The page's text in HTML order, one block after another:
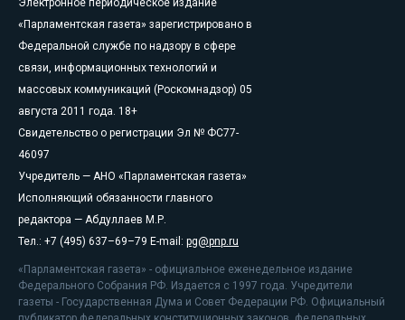
«Парламентская газета» зарегистрировано в
Федеральной службе по надзору в сфере
связи, информационных технологий и
массовых коммуникаций (Роскомнадзор) 05
августа 2011 года. 18+
Свидетельство о регистрации Эл № ФС77-
46097
Учредитель — АНО «Парламентская газета»
Исполняющий обязанности главного
редактора — Абдуллаев М.Р.
Тел.: +7 (495) 637–69–79 E-mail: pg@pnp.ru
«Парламентская газета» - официальное еженедельное издание
Федерального Собрания РФ. Издается с 1997 года. Учредители
газеты - Государственная Дума и Совет Федерации РФ. Официальный